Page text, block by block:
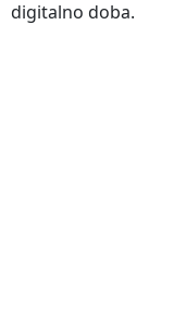
digitalno doba.